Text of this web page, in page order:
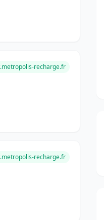
recharge.fr
recharge.fr